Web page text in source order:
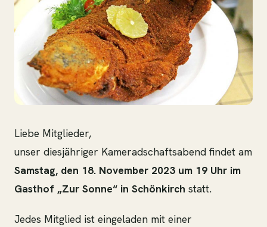
Liebe Mitglieder,
unser diesjähriger Kameradschaftsabend findet am
Samstag, den 18. November 2023 um 19 Uhr im
Gasthof „Zur Sonne“ in Schönkirch statt.
Jedes Mitglied ist eingeladen mit einer